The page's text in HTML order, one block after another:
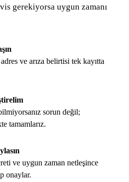
gerekiyorsa uygun zamanı
ve arıza belirtisi tek kayıtta
sorun değil;
tamamlarız.
ve uygun zaman netleşince
onaylar.